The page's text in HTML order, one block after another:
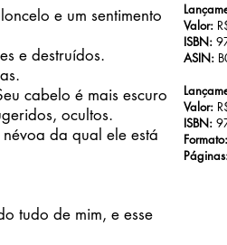
e um sentimento
e destruídos.
cabelo é mais escuro
ocultos.
da qual ele está
tudo de mim, e esse
Valor:
ISBN:
ASIN:
Valor:
ISBN:
Formato: